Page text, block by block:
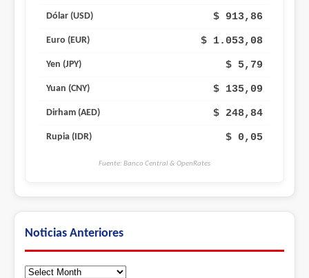
Dólar (USD) $ 913,86
Euro (EUR) $ 1.053,08
Yen (JPY) $ 5,79
Yuan (CNY) $ 135,09
Dirham (AED) $ 248,84
Rupia (IDR) $ 0,05
Fuente: Banco Central & OpenRates
Noticias Anteriores
Noticias